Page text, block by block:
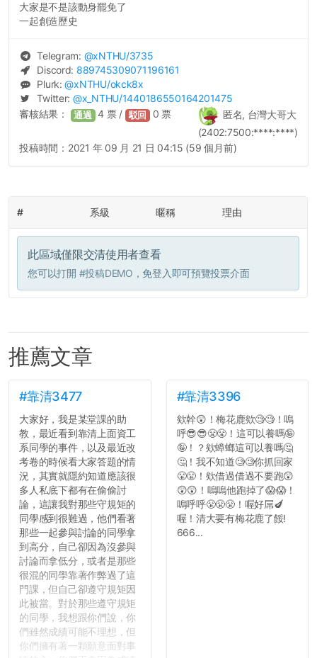
大家是不是該動身罷免了
一起創造歷史
Telegram: @xNTHU/3735
Discord: 889745309071196161
Plurk:@xNTHU/okck8x
Twitter: @x_NTHU/1440186550164201475
匿名, 台灣大哥大
(2402:7500:****:****)
審核結果： 通過 4 票 / 駁回 0 票
投稿時間： 2021 年 09 月 21 日 04:15 (59 個月前)
# 系級 暱稱 理由
此區域僅限交清使用者查看
您可以打開 #投稿DEMO ，免登入即可預覽投票介面
推薦文章
#靠清3477
大家好，我是某堂課的助
教，最近看到靠清上面資工
系同學的事件，以及最近改
考卷的時候看大家答題的情
況，其實就隱約知道應該很
多人私底下都有在偷偷討
論，這讓我對那些守規矩的
同學感到很難過，他們看著
那些一起參與討論的同學拿
到高分，自己卻因為沒參與
討論而拿低分，或者是那些
很混的同學靠著作弊過了這
門課，但自己卻遵守規矩因
此被當。對於那些遵守規矩
的同學，我想跟你們說，你
們雖然成績可能不理想，但
你們擁有著一顆願意面對事
#靠清3396
欸幹😲！梅花鹿欸🧐🧐！嗚
呼😎😎😤😤！這可以養嗎🤪
🤪！？欸蟑螂這可以養嗎🤔
🤔！我不知道🧐🧐你抓回家
😤😤！欸借過借過不要跑😲
😲😲！嗚嗚他跑掉了😱😱！
嗚呼呼😤😤😤！喔好屌🍆
喔！清大要有梅花鹿了餒!
666...